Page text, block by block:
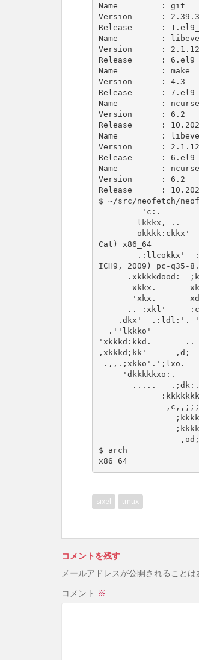
Name         : git
Version      : 2.39.3
Release      :
Name         :
Version      : 2.1.12
Release      : 6.el9
Name         : make
Version      : 4.3
Release      : 7.el9
Name         :
Version      : 6.2
Release      :
Name         :
Version      : 2.1.12
Release      : 6.el9
Name         :
Version      : 6.2
Release      :
$ ~/src/neofetch/
Cat) x86_64
ICH9, 2009) pc-q35-
'xkkkd:kkd.       ..
,xkkkd;kk'      ,d;
$ arch
x86_64
sixel tmux
コメントを残す
メールアドレスが公開されることは
コメント ※